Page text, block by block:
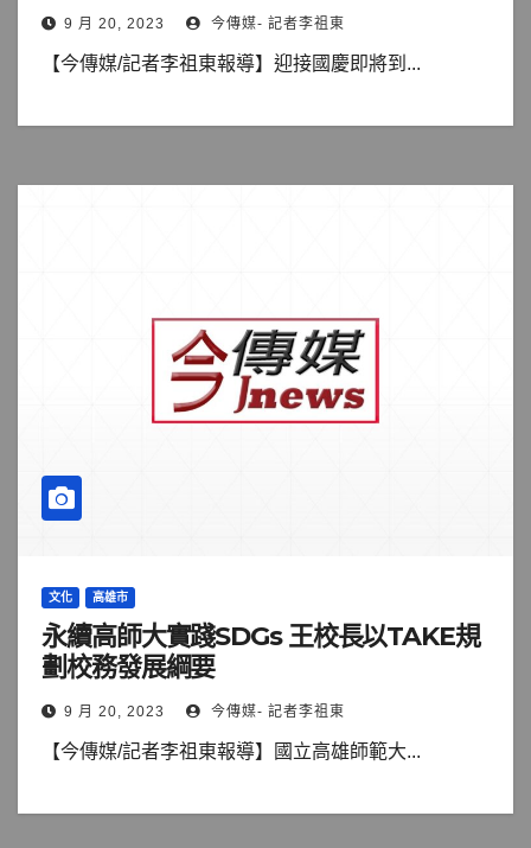
9 月 20, 2023 今傳媒- 記者李祖東
【今傳媒/記者李祖東報導】迎接國慶即將到...
文化 高雄市
永續高師大實踐SDGs 王校長以TAKE規
劃校務發展綱要
9 月 20, 2023 今傳媒- 記者李祖東
【今傳媒/記者李祖東報導】國立高雄師範大...